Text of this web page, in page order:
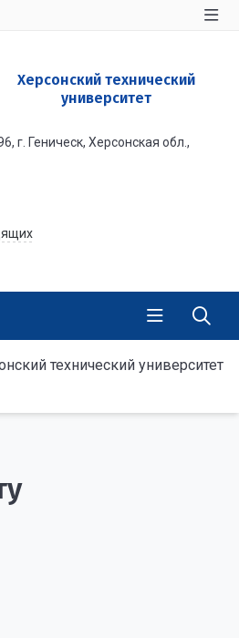
Херсонский технический
университет
г. Геническ, Херсонская обл.,
технический университет